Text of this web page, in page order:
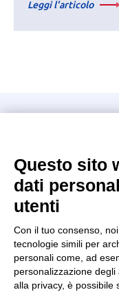
Leggi l'articolo
Kilometro Rosso
+39 035 0690366
info@intellimech.it
Copyright 2026, P.iva
Seguici su
Questo sito
dati
utenti
Con il tuo consenso,
tecnologie simili per
personali come, ad
personalizzazione
alla privacy, è possibile